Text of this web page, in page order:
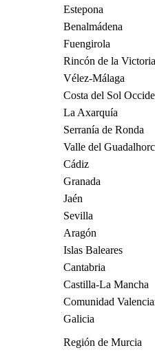
Estepona
Benalmádena
Fuengirola
Rincón de la Victoria
Vélez-Málaga
Costa del Sol
La Axarquía
Serranía de Ronda
Valle del
Cádiz
Granada
Jaén
Sevilla
Aragón
Islas Baleares
Cantabria
Castilla-La Mancha
Comunidad
Galicia
Región de Murcia